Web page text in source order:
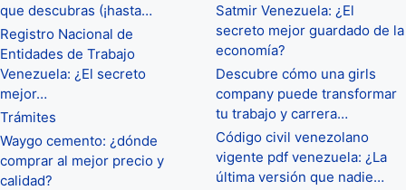
que descubras (¡hasta…
Registro Nacional de
Entidades de Trabajo
Venezuela: ¿El secreto
mejor…
Trámites
Waygo cemento: ¿dónde
comprar al mejor precio y
calidad?
Satmir Venezuela: ¿El
secreto mejor guardado de la
economía?
Descubre cómo una girls
company puede transformar
tu trabajo y carrera…
Código civil venezolano
vigente pdf venezuela: ¿La
última versión que nadie…